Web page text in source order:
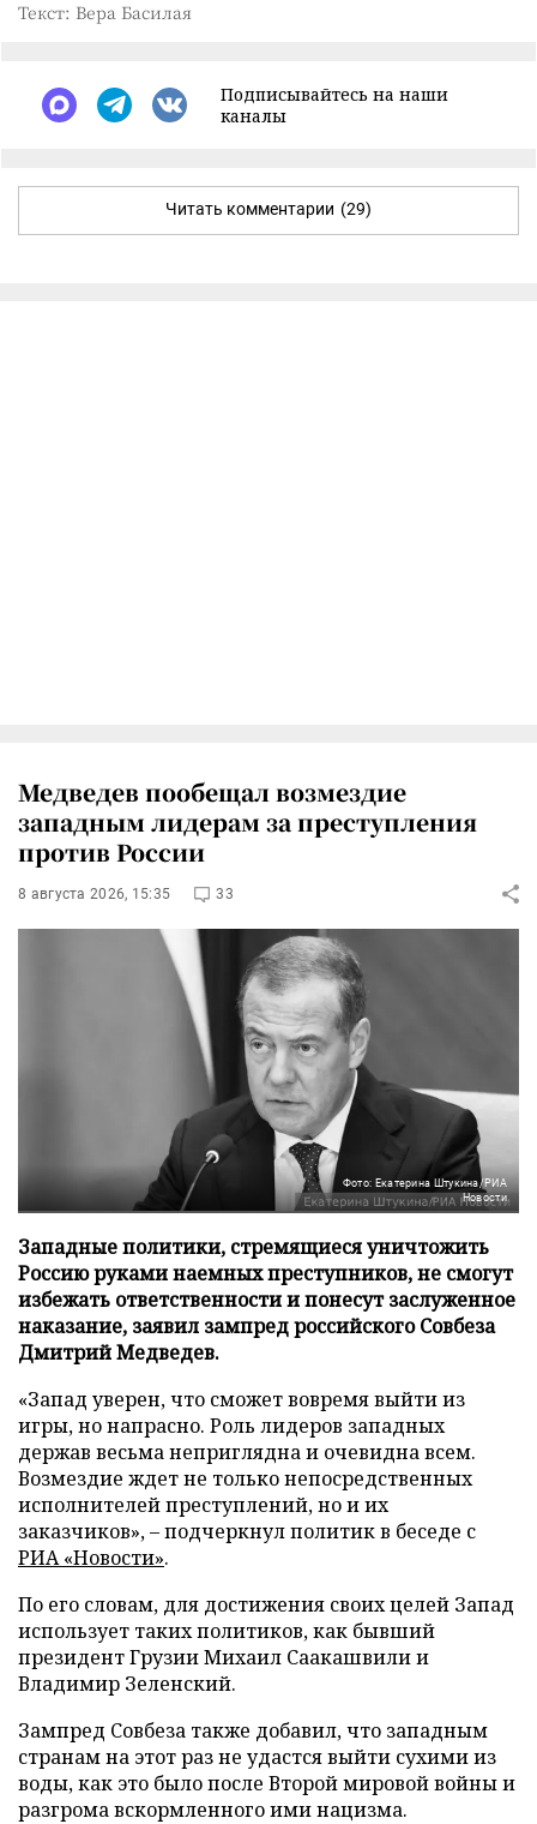
Текст: Вера Басилая
Подписывайтесь на наши
каналы
Читать комментарии (29)
Медведев пообещал возмездие
западным лидерам за преступления
против России
8 августа 2026, 15:35 33
Фото: Екатерина Штукина/РИА
Новости
Западные политики, стремящиеся уничтожить
Россию руками наемных преступников, не смогут
избежать ответственности и понесут заслуженное
наказание, заявил зампред российского Совбеза
Дмитрий Медведев.
«Запад уверен, что сможет вовремя выйти из
игры, но напрасно. Роль лидеров западных
держав весьма неприглядна и очевидна всем.
Возмездие ждет не только непосредственных
исполнителей преступлений, но и их
заказчиков», – подчеркнул политик в беседе с
РИА «Новости».
По его словам, для достижения своих целей Запад
использует таких политиков, как бывший
президент Грузии Михаил Саакашвили и
Владимир Зеленский.
Зампред Совбеза также добавил, что западным
странам на этот раз не удастся выйти сухими из
воды, как это было после Второй мировой войны и
разгрома вскормленного ими нацизма.